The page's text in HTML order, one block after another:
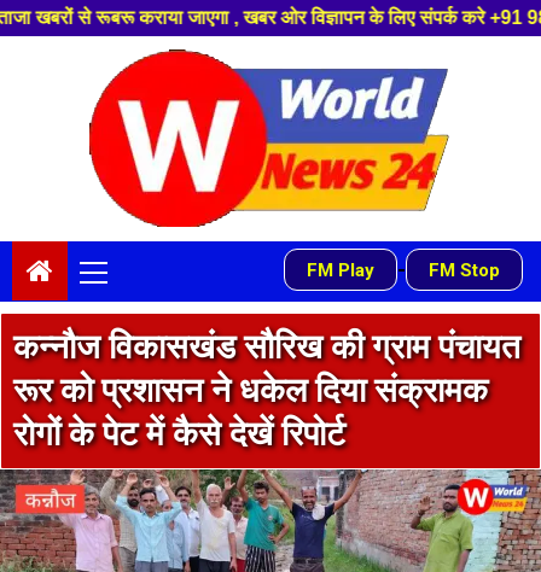
, खबर ओर विज्ञापन के लिए संपर्क करे +91 9839649848 ,हमारे यूट्यूब
Menu
FM Play - FM Stop
कन्नौज विकासखंड सौरिख की ग्राम पंचायत
रूर को प्रशासन ने धकेल दिया संक्रामक
रोगों के पेट में कैसे देखें रिपोर्ट